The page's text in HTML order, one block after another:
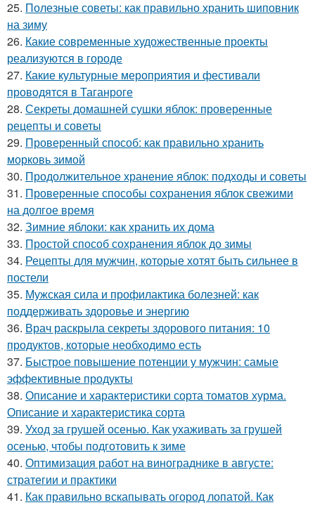
25. Полезные советы: как правильно хранить шиповник
на зиму
26. Какие современные художественные проекты
реализуются в городе
27. Какие культурные мероприятия и фестивали
проводятся в Таганроге
28. Секреты домашней сушки яблок: проверенные
рецепты и советы
29. Проверенный способ: как правильно хранить
морковь зимой
30. Продолжительное хранение яблок: подходы и советы
31. Проверенные способы сохранения яблок свежими
на долгое время
32. Зимние яблоки: как хранить их дома
33. Простой способ сохранения яблок до зимы
34. Рецепты для мужчин, которые хотят быть сильнее в
постели
35. Мужская сила и профилактика болезней: как
поддерживать здоровье и энергию
36. Врач раскрыла секреты здорового питания: 10
продуктов, которые необходимо есть
37. Быстрое повышение потенции у мужчин: самые
эффективные продукты
38. Описание и характеристики сорта томатов хурма.
Описание и характеристика сорта
39. Уход за грушей осенью. Как ухаживать за грушей
осенью, чтобы подготовить к зиме
40. Оптимизация работ на винограднике в августе:
стратегии и практики
41. Как правильно вскапывать огород лопатой. Как